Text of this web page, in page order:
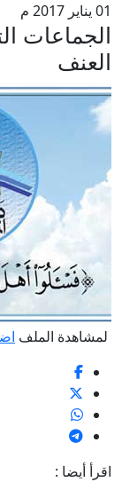
01 يناير 2017 م
الجماعات
العنف
لمشاهدة الملف
اقرأ أيضا :